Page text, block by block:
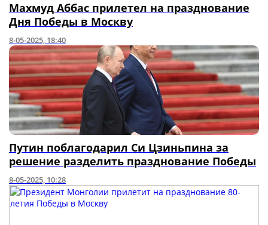
Махмуд Аббас прилетел на празднование
Дня Победы в Москву
8-05-2025, 18:40
Путин поблагодарил Си Цзиньпина за
решение разделить празднование Победы
8-05-2025, 10:28